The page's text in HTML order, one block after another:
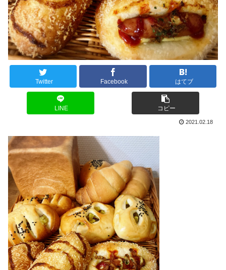
Twitter Facebook はてブ
LINE コピー
2021.02.18